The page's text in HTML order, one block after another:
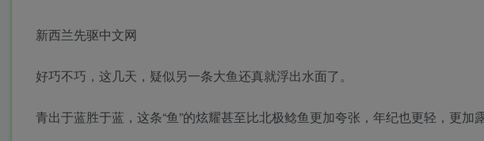
新西兰先驱中文网
好巧不巧，这几天，疑似另一条大鱼还真就浮出水面了。
青出于蓝胜于蓝，这条“鱼”的炫耀甚至比北极鲶鱼更加夸张，年纪也更轻，更加